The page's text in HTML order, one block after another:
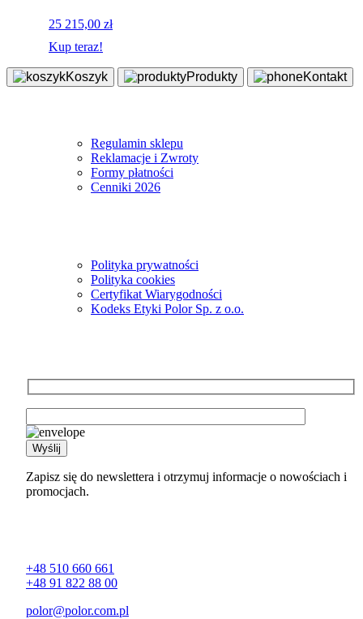
25 215,00 zł
Kup teraz!
Koszyk Produkty Kontakt
Regulamin sklepu
Reklamacje i Zwroty
Formy płatności
Cenniki 2026
Polityka prywatności
Polityka cookies
Certyfikat Wiarygodności
Kodeks Etyki Polor Sp. z o.o.
Zapisz się do newslettera i otrzymuj informacje o nowościach i
promocjach.
+48 510 660 661
+48 91 822 88 00
polor@polor.com.pl